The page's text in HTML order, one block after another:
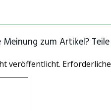
zum Artikel?
veröffentlicht.